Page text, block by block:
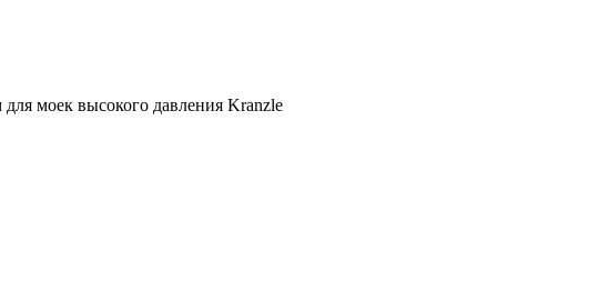
моек высокого давления Kranzle